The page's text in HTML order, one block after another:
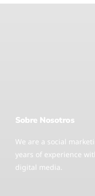
Sobre Nosotros
We are a social
years of experience
digital media.